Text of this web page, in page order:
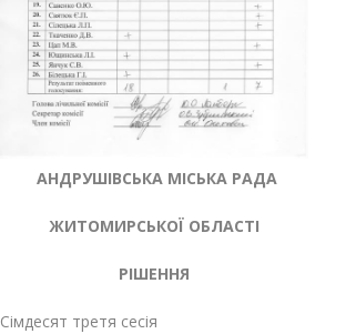
АНДРУШІВСЬКА МІСЬКА РАДА
ЖИТОМИРСЬКОЇ ОБЛАСТІ
РІШЕННЯ
Сімдесят третя сесія